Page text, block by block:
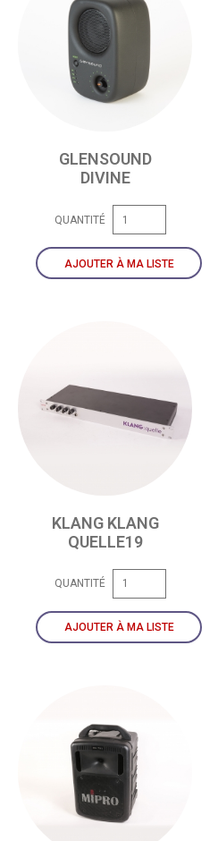
GLENSOUND
DIVINE
QUANTITÉ
AJOUTER À MA LISTE
KLANG KLANG
QUELLE19
QUANTITÉ
AJOUTER À MA LISTE